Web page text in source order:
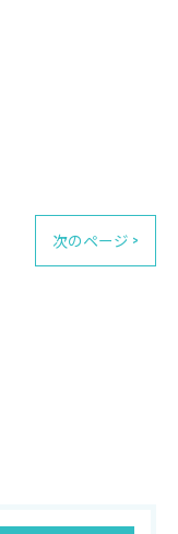
次のページ >